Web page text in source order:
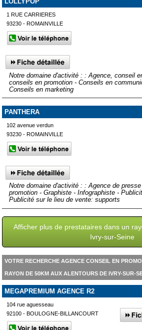
1 RUE CARRIERES
93230 - ROMAINVILLE
Notre domaine d'activité : : Agence, conseil
conseils en promotion - Conseils en
Conseils en marketing
PANTHERA
102 avenue verdun
93230 - ROMAINVILLE
Notre domaine d'activité : : Agence de
promotion - Graphiste - Infographiste -
Publicité sur le lieu de vente: supports
Afficher plus de prestataires dans un
Ivry-sur-Seine
VOTRE RECHERCHE AGENCE CONSEIL EN
RAYON DE 50KM AUX ALENTOURS DE IVRY-SUR-
MEGAPREMIUM AGENCE R2
104 rue aguesseau
92100 - BOULOGNE-BILLANCOURT